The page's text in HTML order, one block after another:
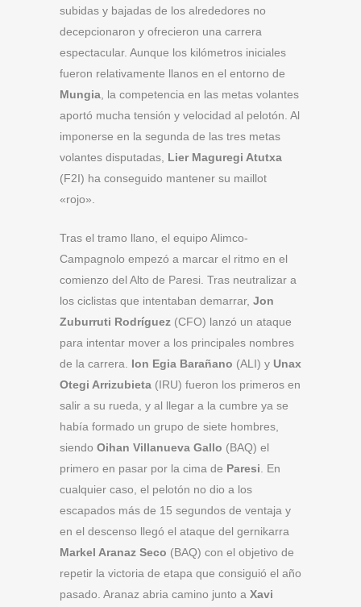
subidas y bajadas de los alrededores no
decepcionaron y ofrecieron una carrera
espectacular. Aunque los kilómetros iniciales
fueron relativamente llanos en el entorno de
Mungia , la competencia en las metas volantes
aportó mucha tensión y velocidad al pelotón. Al
imponerse en la segunda de las tres metas
volantes disputadas, Lier Maguregi Atutxa
(F2I) ha conseguido mantener su maillot
«rojo».
Tras el tramo llano, el equipo Alimco-
Campagnolo empezó a marcar el ritmo en el
comienzo del Alto de Paresi. Tras neutralizar a
los ciclistas que intentaban demarrar, Jon
Zuburruti Rodríguez (CFO) lanzó un ataque
para intentar mover a los principales nombres
de la carrera. Ion Egia Barañano (ALI) y Unax
Otegi Arrizubieta (IRU) fueron los primeros en
salir a su rueda, y al llegar a la cumbre ya se
había formado un grupo de siete hombres,
siendo Oihan Villanueva Gallo (BAQ) el
primero en pasar por la cima de Paresi . En
cualquier caso, el pelotón no dio a los
escapados más de 15 segundos de ventaja y
en el descenso llegó el ataque del gernikarra
Markel Aranaz Seco (BAQ) con el objetivo de
repetir la victoria de etapa que consiguió el año
pasado. Aranaz abria camino junto a Xavi